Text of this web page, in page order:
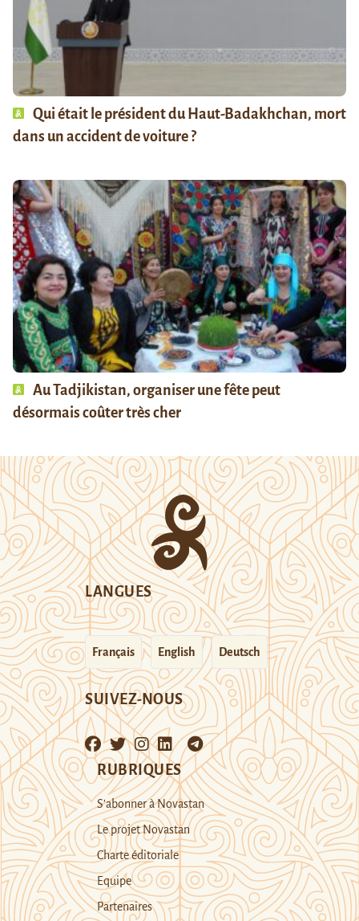
Qui était le président du Haut-Badakhchan, mort
dans un accident de voiture ?
Au Tadjikistan, organiser une fête peut
désormais coûter très cher
LANGUES
Français English Deutsch
SUIVEZ-NOUS
RUBRIQUES
S’abonner à Novastan
Le projet Novastan
Charte éditoriale
Equipe
Partenaires